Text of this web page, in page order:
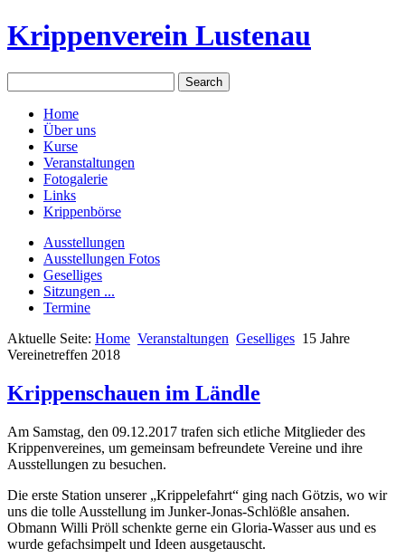
Krippenverein Lustenau
Home
Über uns
Kurse
Veranstaltungen
Fotogalerie
Links
Krippenbörse
Ausstellungen
Ausstellungen Fotos
Geselliges
Sitzungen ...
Termine
Aktuelle Seite: Home Veranstaltungen Geselliges 15 Jahre
Vereinetreffen 2018
Krippenschauen im Ländle
Am Samstag, den 09.12.2017 trafen sich etliche Mitglieder des
Krippenvereines, um gemeinsam befreundete Vereine und ihre
Ausstellungen zu besuchen.
Die erste Station unserer „Krippelefahrt“ ging nach Götzis, wo wir
uns die tolle Ausstellung im Junker-Jonas-Schlößle ansahen.
Obmann Willi Pröll schenkte gerne ein Gloria-Wasser aus und es
wurde gefachsimpelt und Ideen ausgetauscht.